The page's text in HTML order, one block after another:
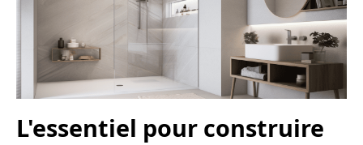
L'essentiel pour construire